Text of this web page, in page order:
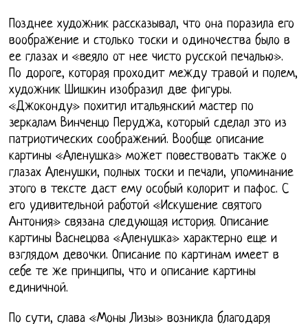
Позднее художник рассказывал, что она поразила его
воображение и столько тоски и одиночества было в
ее глазах и «веяло от нее чисто русской печалью».
По дороге, которая проходит между травой и полем,
художник Шишкин изобразил две фигуры.
«Джоконду» похитил итальянский мастер по
зеркалам Винченцо Перуджа, который сделал это из
патриотических соображений. Вообще описание
картины «Аленушка» может повествовать также о
глазах Аленушки, полных тоски и печали, упоминание
этого в тексте даст ему особый колорит и пафос. С
его удивительной работой «Искушение святого
Антония» связана следующая история. Описание
картины Васнецова «Аленушка» характерно еще и
взглядом девочки. Описание по картинам имеет в
себе те же принципы, что и описание картины
единичной.
По сути, слава «Моны Лизы» возникла благодаря